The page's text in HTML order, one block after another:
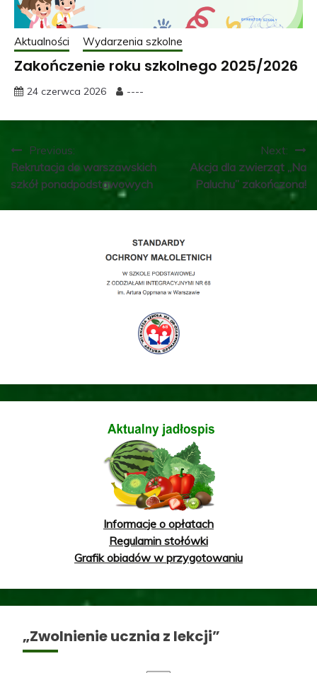
Aktualności Wydarzenia szkolne
Zakończenie roku szkolnego 2025/2026
24 czerwca 2026 ----
Nawigacja
wpisu
Previous:
Rekrutacja do warszawskich
szkół ponadpodstawowych
Next:
Akcja dla zwierząt „Na
Paluchu” zakończona!
Informacje o opłatach
Regulamin stołówki
Grafik obiadów w przygotowaniu
„Zwolnienie ucznia z lekcji”